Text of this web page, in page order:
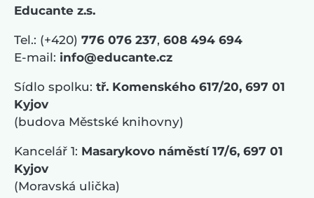
Educante z.s.
Tel.: (+420) 776 076 237, 608 494 694
E-mail: info@educante.cz
Sídlo spolku: tř. Komenského 617/20, 697 01
Kyjov
(budova Městské knihovny)
Kancelář 1: Masarykovo náměstí 17/6, 697 01
Kyjov
(Moravská ulička)